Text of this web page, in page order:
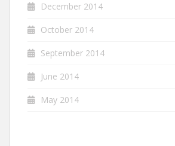
December 2014
October 2014
September 2014
June 2014
May 2014